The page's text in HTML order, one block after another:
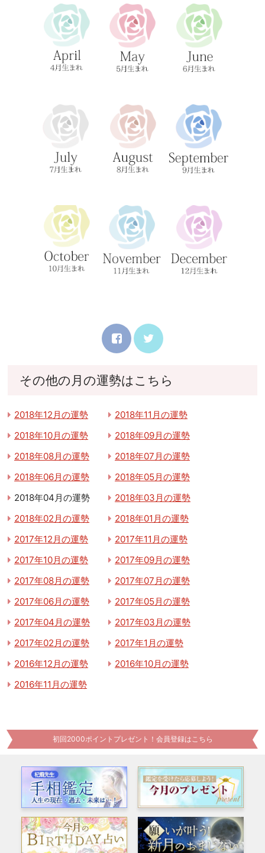
その他の月の運勢はこちら
2018年12月の運勢
2018年11月の運勢
2018年10月の運勢
2018年09月の運勢
2018年08月の運勢
2018年07月の運勢
2018年06月の運勢
2018年05月の運勢
2018年04月の運勢
2018年03月の運勢
2018年02月の運勢
2018年01月の運勢
2017年12月の運勢
2017年11月の運勢
2017年10月の運勢
2017年09月の運勢
2017年08月の運勢
2017年07月の運勢
2017年06月の運勢
2017年05月の運勢
2017年04月の運勢
2017年03月の運勢
2017年02月の運勢
2017年1月の運勢
2016年12月の運勢
2016年10月の運勢
2016年11月の運勢
初回2000ポイントプレゼント！会員登録はこちら